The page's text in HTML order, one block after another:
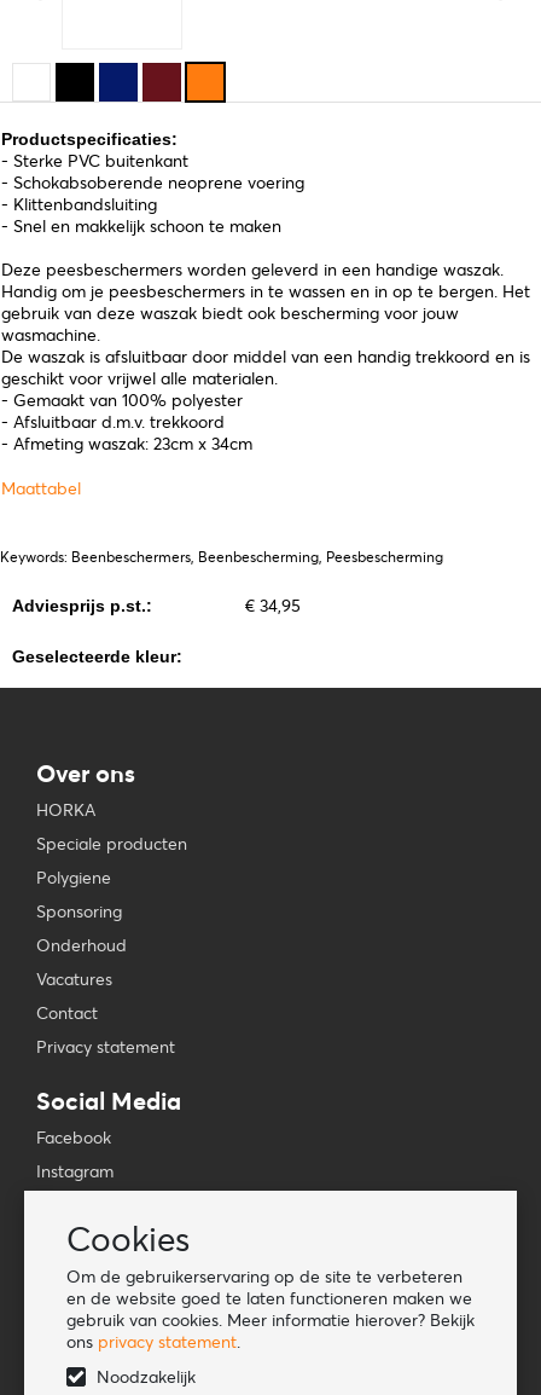
Cookies
Om de gebruikerservaring op de site te verbeteren
en de website goed te laten functioneren maken we
gebruik van cookies. Meer informatie hierover? Bekijk
ons privacy statement.
Noodzakelijk
Productspecificaties:
- Sterke PVC buitenkant
- Schokabsoberende neoprene voering
- Klittenbandsluiting
- Snel en makkelijk schoon te maken
Deze peesbeschermers worden geleverd in een handige waszak.
Handig om je peesbeschermers in te wassen en in op te bergen. Het
gebruik van deze waszak biedt ook bescherming voor jouw
wasmachine.
De waszak is afsluitbaar door middel van een handig trekkoord en is
geschikt voor vrijwel alle materialen.
- Gemaakt van 100% polyester
- Afsluitbaar d.m.v. trekkoord
- Afmeting waszak: 23cm x 34cm
Maattabel
Keywords: Beenbeschermers, Beenbescherming, Peesbescherming
Adviesprijs p.st.: € 34,95
Geselecteerde kleur:
Over ons
HORKA
Speciale producten
Polygiene
Sponsoring
Onderhoud
Vacatures
Contact
Privacy statement
Social Media
Facebook
Instagram
TikTok
Tools
Lookbook
Nieuwe klant